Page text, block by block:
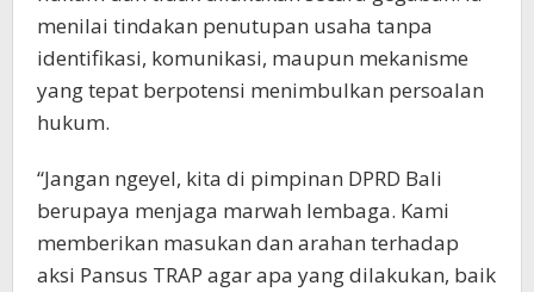
menilai tindakan penutupan usaha tanpa
identifikasi, komunikasi, maupun mekanisme
yang tepat berpotensi menimbulkan persoalan
hukum.
“Jangan ngeyel, kita di pimpinan DPRD Bali
berupaya menjaga marwah lembaga. Kami
memberikan masukan dan arahan terhadap
aksi Pansus TRAP agar apa yang dilakukan, baik